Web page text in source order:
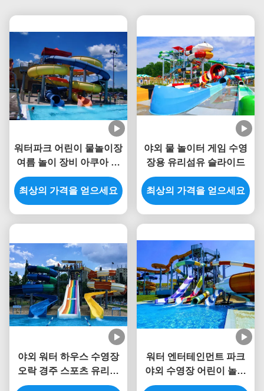
워터파크 어린이 물놀이장
여름 놀이 장비 아쿠아 슬
라이드
최상의 가격을 얻으세요
야외 물 놀이터 게임 수영
장용 유리섬유 슬라이드
최상의 가격을 얻으세요
야외 워터 하우스 수영장
오락 경주 스포츠 유리섬
유 슬라이드 어린이용
워터 엔터테인먼트 파크
야외 수영장 어린이 놀이
터 유리섬유 슬라이드